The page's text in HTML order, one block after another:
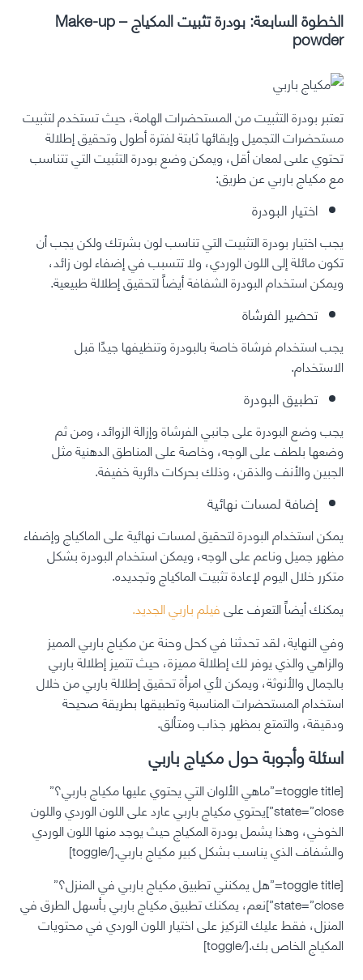
الخطوة السابعة: بودرة تثبيت المكياج – Make-up
powder
تعتبر بودرة التثبيت من المستحضرات الهامة، حيث تستخدم لتثبيت
مستحضرات التجميل وإبقائها ثابتة لفترة أطول وتحقيق إطلالة
تحتوي علىى لمعان أقل، ويمكن وضع بودرة التثبيت التي تتناسب
مع مكياج باربي عن طريق:
اختيار البودرة
يجب اختيار بودرة التثبيت التي تناسب لون بشرتك ولكن يجب أن
تكون مائلة إلى اللون الوردي، ولا تتسبب في إضفاء لون زائد،
ويمكن استخدام البودرة الشفافة أيضاً لتحقيق إطلالة طبيعية.
تحضير الفرشاة
يجب استخدام فرشاة خاصة بالبودرة وتنظيفها جيدًا قبل
الاستخدام.
تطبيق البودرة
يجب وضع البودرة على جانبي الفرشاة وإزالة الزوائد، ومن ثم
وضعها بلطف على الوجه، وخاصة على المناطق الدهنية مثل
الجبين والأنف والذقن، وذلك بحركات دائرية خفيفة.
إضافة لمسات نهائية
يمكن استخدام البودرة لتحقيق لمسات نهائية على الماكياج وإضفاء
مظهر جميل وناعم على الوجه، ويمكن استخدام البودرة بشكل
متكرر خلال اليوم لإعادة تثبيت الماكياج وتجديده.
يمكنك أيضاً التعرف علىفيلم باربي الجديد.
وفي النهاية، لقد تحدثنا في كحل وحنة عنمكياج باربيالمميز
والزاهي والذي يوفر لك إطلالة مميزة، حيث تتميز إطلالة باربي
بالجمال والأنوثة، ويمكن لأي امرأة تحقيق إطلالة باربي من خلال
استخدام المستحضرات المناسبة وتطبيقها بطريقة صحيحة
ودقيقة، والتمتع بمظهر جذاب ومتألق.
اسئلة وأجوبة حول مكياج باربي
[toggle title=”ماهي الألوان التي يحتوي عليها مكياج باربي؟”
state=”close”]يحتوي مكياج باربي عارد على اللون الوردي واللون
الخوخي، وهذا يشمل بودرة المكياج حيث يوجد منها اللون الوردي
والشفاف الذي يناسب بشكل كبير مكياج باربي.[/toggle]
[toggle title=”هل يمكنني تطبيق مكياج باربي في المنزل؟”
state=”close”]نعم، يمكنك تطبيق مكياج باربي بأسهل الطرق في
المنزل، فقط عليك التركيز على اختيار اللون الوردي في محتويات
المكياج الخاص بك.[/toggle]